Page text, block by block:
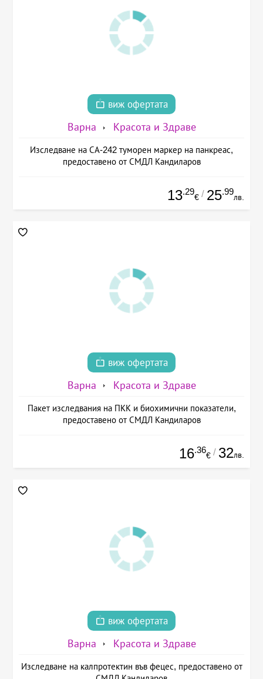
виж офертата
Варна Красота и Здраве
Изследване на СА-242 туморен маркер на панкреас,
предоставено от СМДЛ Кандиларов
13.29
€ / 25.99
лв.
виж офертата
Варна Красота и Здраве
Пакет изследвания на ПКК и биохимични показатели,
предоставено от СМДЛ Кандиларов
16.36
€ / 32лв.
виж офертата
Варна Красота и Здраве
Изследване на калпротектин във фецес, предоставено от